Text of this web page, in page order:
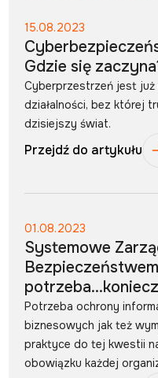
15.08.2023
Gdzie się
Cyberprzestrzeń jest
działalności, bez której
dzisiejszy świat.
Przejdź do artykułu
01.08.2023
Systemowe
Potrzeba ochrony
biznesowych jak też
praktyce do tej kwestii
obowiązku każdej